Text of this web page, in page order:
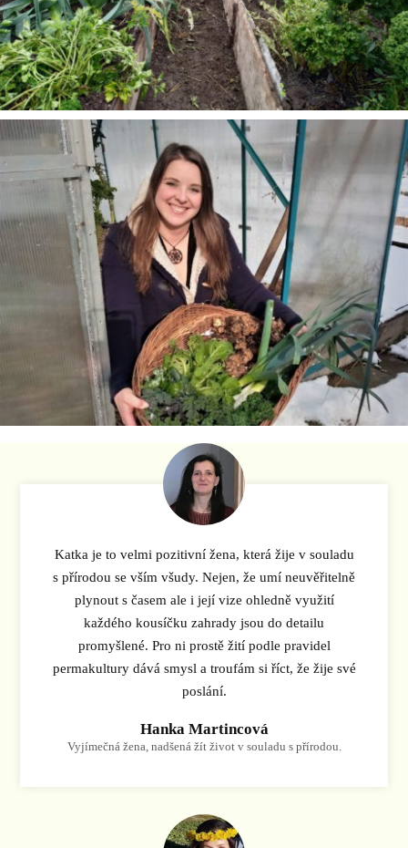
Katka je to velmi pozitivní žena, která žije v souladu
s přírodou se vším všudy. Nejen, že umí neuvěřitelně
plynout s časem ale i její vize ohledně využití
každého kousíčku zahrady jsou do detailu
promyšlené. Pro ni prostě žití podle pravidel
permakultury dává smysl a troufám si říct, že žije své
poslání.
Hanka Martincová
Vyjímečná žena, nadšená žít život v souladu s přírodou.